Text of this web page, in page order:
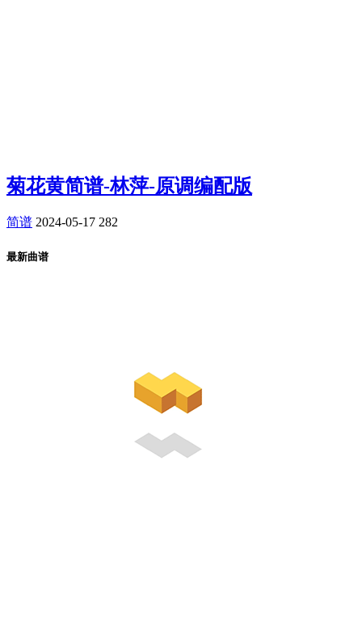
菊花黄简谱-林萍-原调编配版
简谱 2024-05-17 282
最新曲谱